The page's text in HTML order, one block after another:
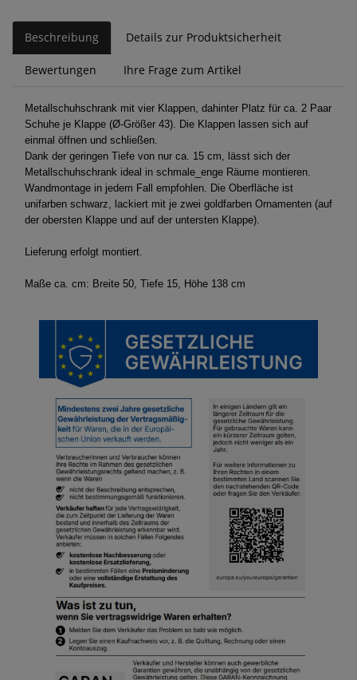
Beschreibung Details zur Produktsicherheit
Bewertungen Ihre Frage zum Artikel
Metallschuhschrank mit vier Klappen, dahinter Platz für ca. 2 Paar
Schuhe je Klappe (Ø-Größer 43). Die Klappen lassen sich auf
einmal öffnen und schließen.
Dank der geringen Tiefe von nur ca. 15 cm, lässt sich der
Metallschuhschrank ideal in schmale_enge Räume montieren.
Wandmontage in jedem Fall empfohlen. Die Oberfläche ist
unifarben schwarz, lackiert mit je zwei goldfarben Ornamenten (auf
der obersten Klappe und auf der untersten Klappe).
Lieferung erfolgt montiert.
Maße ca. cm: Breite 50, Tiefe 15, Höhe 138 cm